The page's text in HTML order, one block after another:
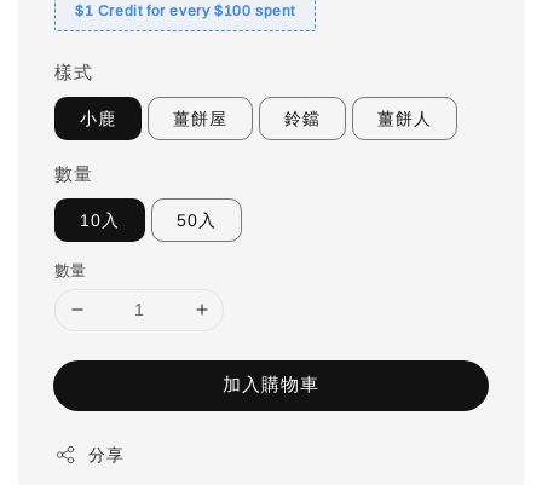
$1 Credit for every $100 spent
樣式
小鹿 薑餅屋 鈴鐺 薑餅人
數量
10入 50入
數量
加入購物車
分享